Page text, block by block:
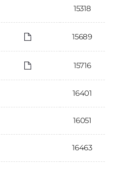
15318
15689
15716
16401
16051
16463